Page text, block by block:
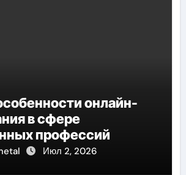
онлайн-
в сфере
профессий
Июл 2, 2026